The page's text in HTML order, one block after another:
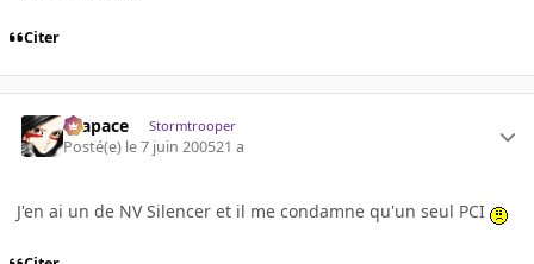
Citer
Krapace Stormtrooper
Posté(e) le 7 juin 200521 a
J'en ai un de NV Silencer et il me condamne qu'un seul PCI